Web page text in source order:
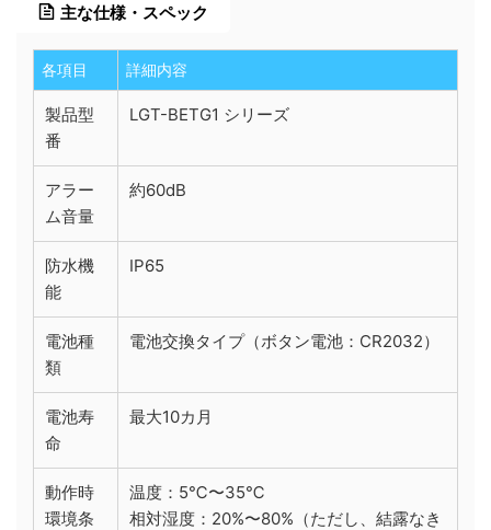
主な仕様・スペック
各項目 詳細内容
製品型
番
LGT-BETG1 シリーズ
アラー
ム音量
約60dB
防水機
能
IP65
電池種
類
電池交換タイプ（ボタン電池：CR2032）
電池寿
命
最大10カ月
動作時
環境条
温度：5℃〜35℃
相対湿度：20%〜80%（ただし、結露なき